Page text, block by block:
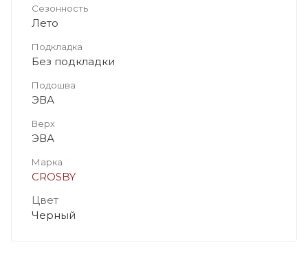
Сезонность
Лето
Подкладка
Без подкладки
Подошва
ЭВА
Верх
ЭВА
Марка
CROSBY
Цвет
Черный